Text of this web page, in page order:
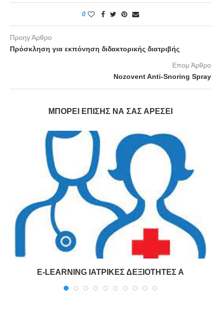
0
Προηγ Άρθρο
Πρόσκληση για εκπόνηση διδακτορικής διατριβής
Επομ Άρθρο
Nozovent Anti-Snoring Spray
ΜΠΟΡΕΊ ΕΠΊΣΗΣ ΝΑ ΣΑΣ ΑΡΈΣΕΙ
E-LEARNING ΙΑΤΡΙΚΕΣ ΔΕΞΙΟΤΗΤΕΣ Α